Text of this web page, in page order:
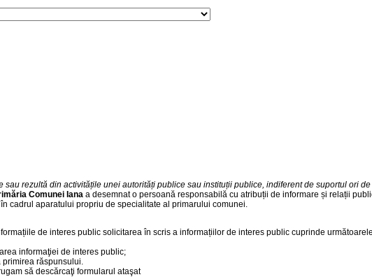
sau rezultă din activitățile unei autorități publice sau instituții publice, indiferent de suportul ori
Comunei Iana a desemnat o persoană responsabilă cu atribuții de informare și relații
cadrul aparatului propriu de specialitate al primarului comunei.
de interes public solicitarea în scris a informațiilor de interes public cuprinde
informaţiei de interes public;
răspunsului.
să descărcaţi formularul ataşat